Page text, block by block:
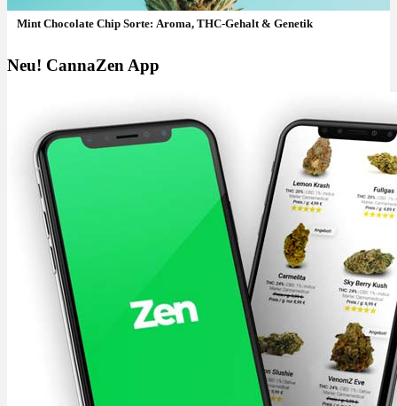
Mint Chocolate Chip Sorte: Aroma, THC-Gehalt & Genetik
Neu! CannaZen App